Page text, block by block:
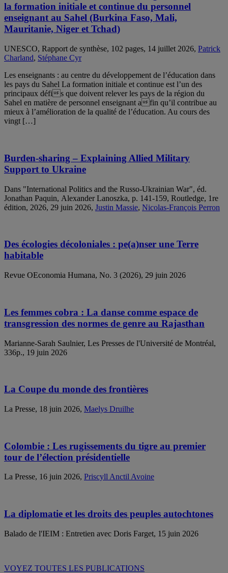
la formation initiale et continue du personnel
enseignant au Sahel (Burkina Faso, Mali,
Mauritanie, Niger et Tchad)
UNESCO, Rapport de synthèse, 102 pages, 14 juillet 2026, Patrick
Charland, Stéphane Cyr
Les enseignants : au centre du développement de l’éducation dans
les pays du Sahel La formation initiale et continue est l’un des
principaux défis que doivent relever les pays de la région du
Sahel en matière de personnel enseignant afin qu’il contribue au
mieux à l’amélioration de la qualité de l’éducation. Au cours des
vingt […]
Burden-sharing – Explaining Allied Military
Support to Ukraine
Dans "International Politics and the Russo-Ukrainian War", éd.
Jonathan Paquin, Alexander Lanoszka, p. 141-159, Routledge, 1re
édition, 2026, 29 juin 2026, Justin Massie, Nicolas-François Perron
Des écologies décoloniales : pe(a)nser une Terre
habitable
Revue OEconomia Humana, No. 3 (2026), 29 juin 2026
Les femmes cobra : La danse comme espace de
transgression des normes de genre au Rajasthan
Marianne-Sarah Saulnier, Les Presses de l'Université de Montréal,
336p., 19 juin 2026
La Coupe du monde des frontières
La Presse, 18 juin 2026, Maelys Druilhe
Colombie : Les rugissements du tigre au premier
tour de l’élection présidentielle
La Presse, 16 juin 2026, Priscyll Anctil Avoine
La diplomatie et les droits des peuples autochtones
Balado de l'IEIM : Entretien avec Doris Farget, 15 juin 2026
VOYEZ TOUTES LES PUBLICATIONS